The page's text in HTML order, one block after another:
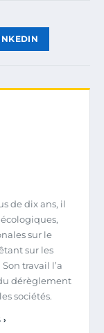
de dix ans, il
sur le
sur les
travail l’a
dérèglement
sociétés.